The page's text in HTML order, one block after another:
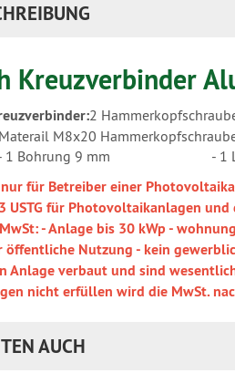
Kreuzverbinder
2
Materail M8x20
Bohrung 9 mm - 1
für Betreiber einer
USTG für Photovoltaikanlagen und
- Anlage bis 30 kWp-
öffentliche Nutzung- kein
Anlage verbaut und sind
nicht erfüllen wird die MwSt.
AUCH